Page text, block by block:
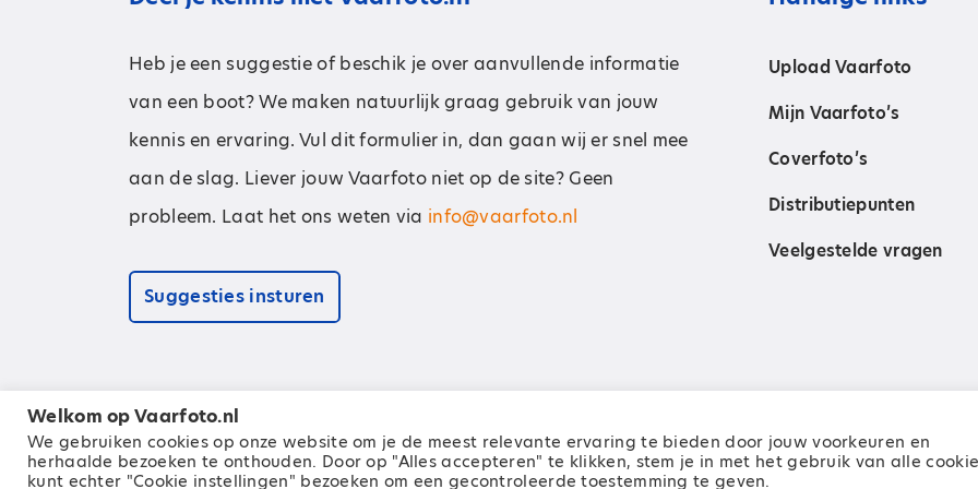
Heb je een suggestie of beschik je over aanvullende informatie
van een boot? We maken natuurlijk graag gebruik van jouw
kennis en ervaring. Vul dit formulier in, dan gaan wij er snel mee
aan de slag. Liever jouw Vaarfoto niet op de site? Geen
probleem. Laat het ons weten via info@vaarfoto.nl
Suggesties insturen
Upload Vaarfoto
Mijn Vaarfoto’s
Coverfoto’s
Distributiepunten
Veelgestelde vragen
© 2026 Zeilen Media B.V.| Alle rechten voorbehouden
Welkom op Vaarfoto.nl
We gebruiken cookies op onze website om je de meest relevante ervaring te bieden door jouw voorkeuren en
herhaalde bezoeken te onthouden. Door op "Alles accepteren" te klikken, stem je in met het gebruik van alle
kunt echter "Cookie instellingen" bezoeken om een ​​gecontroleerde toestemming te geven.